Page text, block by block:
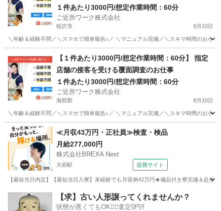
１件あたり3000円/想定作業時間：60分
ご近所ワーク株式会社
稲沢市 8月10日
＼年齢＆経験不問／＼スマホで簡単報告♪／ ＼マニュアル完備／＼スキマ時間のお小
その他 1件
【１件あたり3000円/想定作業時間：60分】 指定
店舗の接客を受ける覆面調査のお仕事
１件あたり3000円/想定作業時間：60分
ご近所ワーク株式会社
海部郡 8月10日
＼年齢＆経験不問／＼スマホで簡単報告♪／ ＼マニュアル完備／＼スキマ時間のお小
愛知 海部郡 その他 1件
≪月収43万円・正社員≫検査・検品
月給277,000円
株式会社BREXA Next
大府駅 提携サイト
【最短当日内定】【最短当日入寮】未経験でも月収例42万円★備品付き寮完備＆赴
大府市 大府駅 その他
【求】古い人形譲ってくれませんか？
状態が悪くてもOK🙆‍♀️査定0円‼️